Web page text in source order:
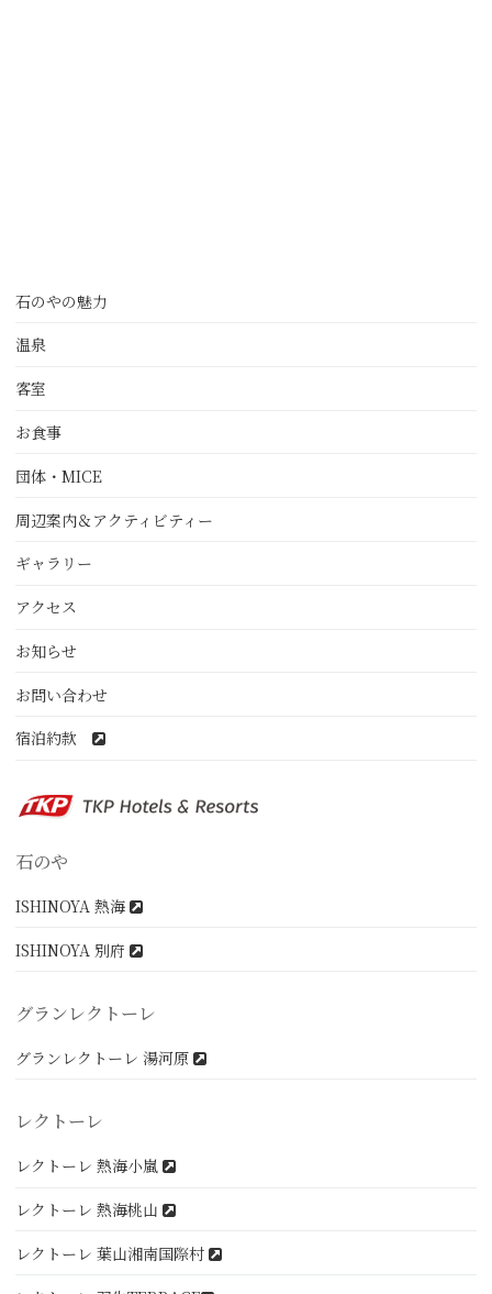
石のやの魅力
温泉
客室
お食事
団体・MICE
周辺案内＆アクティビティー
ギャラリー
アクセス
お知らせ
お問い合わせ
宿泊約款
石のや
ISHINOYA 熱海
ISHINOYA 別府
グランレクトーレ
グランレクトーレ 湯河原
レクトーレ
レクトーレ 熱海小嵐
レクトーレ 熱海桃山
レクトーレ 葉山湘南国際村